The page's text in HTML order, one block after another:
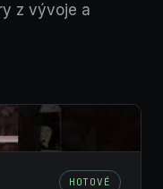
z vývoje a
HOTOVÉ